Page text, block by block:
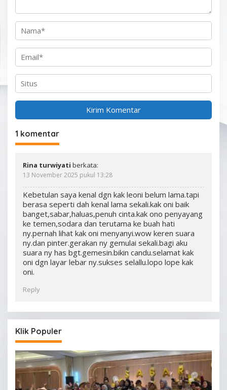
1 komentar
Rina turwiyati berkata:
13 November 2025 pukul 13:28
Kebetulan saya kenal dgn kak leoni belum lama.tapi
berasa seperti dah kenal lama sekali.kak oni baik
banget,sabar,haluas,penuh cinta.kak ono penyayang
ke temen,sodara dan terutama ke buah hati
ny.pernah lihat kak oni menyanyi.wow keren suara
ny.dan pinter.gerakan ny gemulai sekali.bagi aku
suara ny has bgt.gemesin.bikin candu.selamat kak
oni dgn layar lebar ny.sukses selallu.lopo lope kak
oni.
Reply
Klik Populer